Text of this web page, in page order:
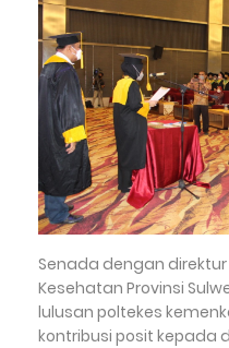
Senada dengan direktur
Kesehatan Provinsi
lulusan poltekes
kontribusi posit kepada